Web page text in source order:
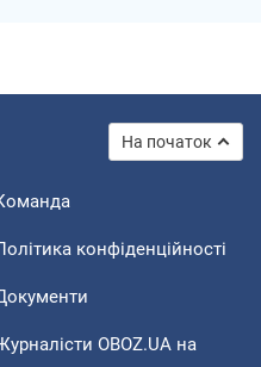
На початок
конфіденційності
OBOZ.UA на